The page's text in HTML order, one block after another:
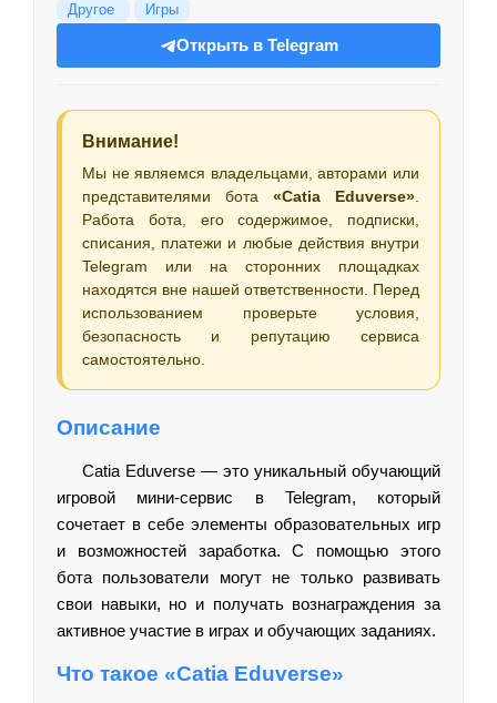
Другое Игры
Открыть в Telegram
Внимание!
Мы не являемся владельцами, авторами или
представителями бота «Catia Eduverse»
Работа бота, его содержимое, подписки,
списания, платежи и любые действия внутри
Telegram или на сторонних площадках
находятся вне нашей ответственности. Перед
использованием проверьте условия,
безопасность и репутацию сервиса
самостоятельно.
Описание
Catia Eduverse — это уникальный обучающий
игровой мини-сервис в Telegram, который
сочетает в себе элементы образовательных игр
и возможностей заработка. С помощью этого
бота пользователи могут не только развивать
свои навыки, но и получать вознаграждения за
активное участие в играх и обучающих заданиях.
Что такое «Catia Eduverse»